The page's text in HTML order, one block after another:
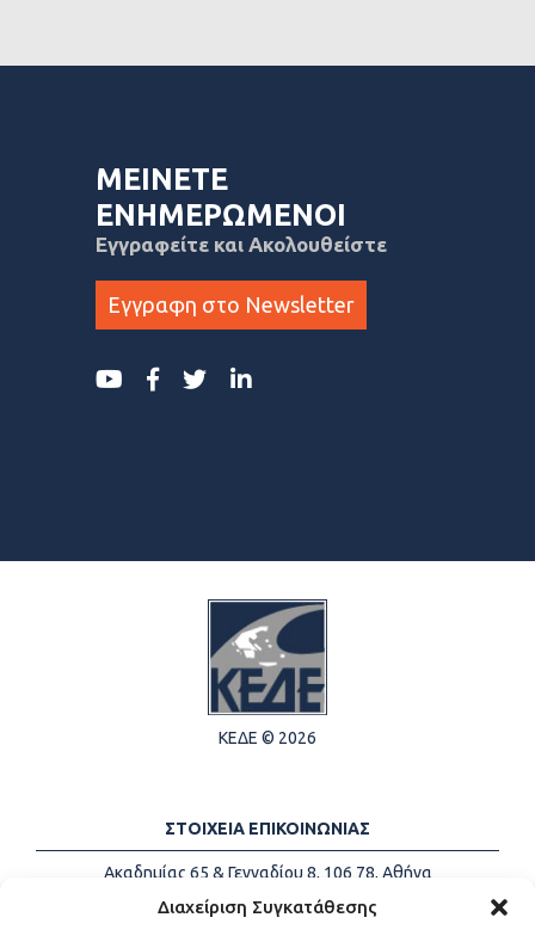
Διαχείριση Συγκατάθεσης
ΜΕΙΝΕΤΕ
ΕΝΗΜΕΡΩΜΕΝΟΙ
Εγγραφείτε και Ακολουθείστε
Εγγραφη στο Newsletter
ΚΕΔΕ © 2026
ΣΤΟΙΧΕΙΑ ΕΠΙΚΟΙΝΩΝΙΑΣ
Ακαδημίας 65 & Γενναδίου 8, 106 78, Αθήνα
Τηλέφωνα:
+30 213-2147500
Email:
info@kede.gr